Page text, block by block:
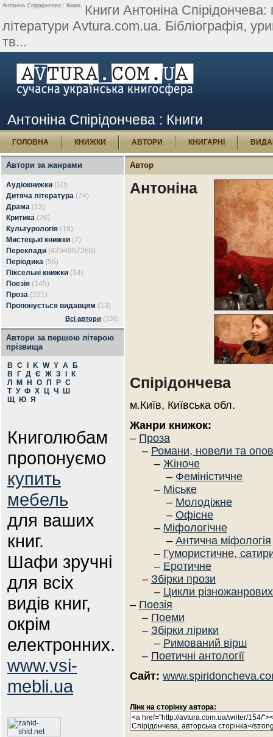
Антоніна Спірідончева : Книги. Книги Антоніна Спірідончева:
літератури Avtura.com.ua. Бібліографія,
тв...
Антоніна Спірідончева : Книги
ГОЛОВНА КНИЖКИ АВТОРИ КНИГАРНІ
Автори за жанрами
Аудіокнижки (10)
Дитяча література (74)
Драма (13)
Критика (26)
Культурологія (18)
Мистецькі книжки (7)
Переклади (4294967266)
Періодика (56)
Піксельні книжки (34)
Поезія (145)
Проза (221)
Пропонується видавцям (13)
Всі автори (336)
Автори за першою літерою
прізвища
B C K W Y А
Б
В
Г Д Є Ж З
К
Л
М Н О П Р С
Т У Ф Х Ц Ч
Ш
Щ
Ю Я
Книголюбам
пропонуємо
купить
мебель
для ваших
книг.
Шафи зручні
для всіх
видів книг,
окрім
електронних.
www.vsi-
mebli.ua
Автор
Антоніна
Спірідончева
м.Київ, Київська обл.
Жанри книжок:
– Проза
– Романи, новели та
– Жіноче
– Феміністичне
– Міське
– Молодіжне
– Офісне
– Міфологічне
– Антична міфологія
– Гумористичне,
– Еротичне
– Збірки прози
– Цикли
– Поезія
– Поеми
– Збірки лірики
– Римований вірш
– Поетичні антології
Сайт:
Лінк на сторінку автора: